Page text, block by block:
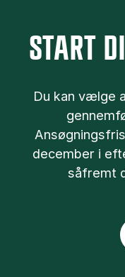
START
Du kan væl­ge
december i
såfremt